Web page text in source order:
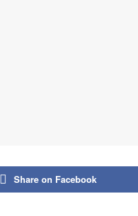
Share on Facebook